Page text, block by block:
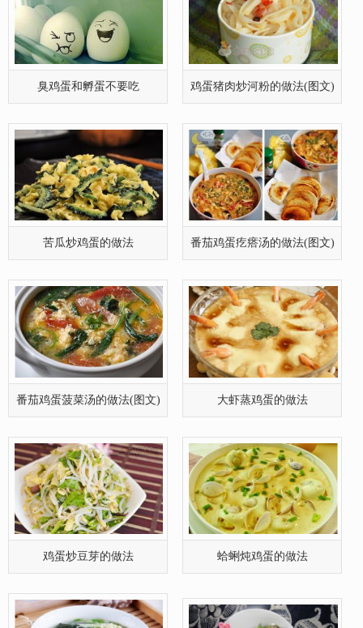
臭鸡蛋和孵蛋不要吃 鸡蛋猪肉炒河粉的做法(图文)
苦瓜炒鸡蛋的做法 番茄鸡蛋疙瘩汤的做法(图文)
番茄鸡蛋菠菜汤的做法(图文) 大虾蒸鸡蛋的做法
鸡蛋炒豆芽的做法 蛤蜊炖鸡蛋的做法